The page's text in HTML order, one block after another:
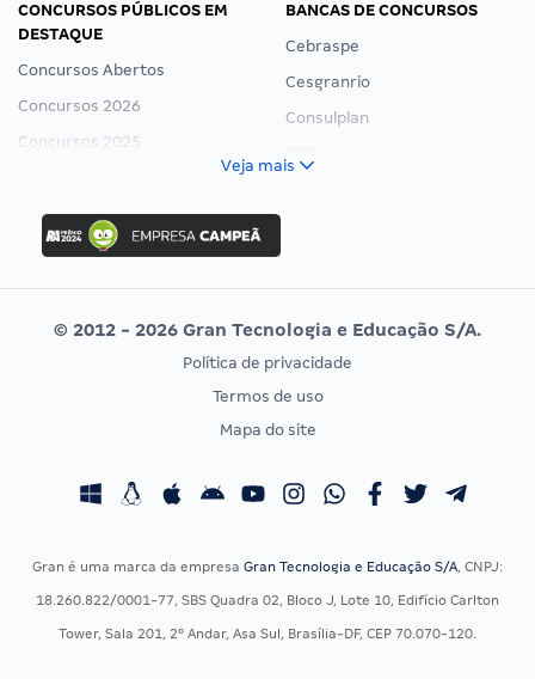
CONCURSOS PÚBLICOS EM
DESTAQUE
Concursos Abertos
Concursos 2026
Concursos 2025
Concurso Ibama
Concurso MPU
Editais publicados
BANCAS DE CONCURSOS
Cebraspe
Cesgranrio
Consulplan
Vunesp
CONCURSOS POR PROFISSÃO
Concursos Fiscais
Concursos Saúde
EXAME DE ORDEM
Calendário OAB
Veja mais
© 2012 - 2026 Gran Tecnologia e Educação S/A.
Política de privacidade
Termos de uso
Mapa do site
Gran é uma marca da empresa Gran Tecnologia e Educação S/A, CNPJ:
18.260.822/0001-77, SBS Quadra 02, Bloco J, Lote 10, Edifício Carlton
Tower, Sala 201, 2º Andar, Asa Sul, Brasília-DF, CEP 70.070-120.